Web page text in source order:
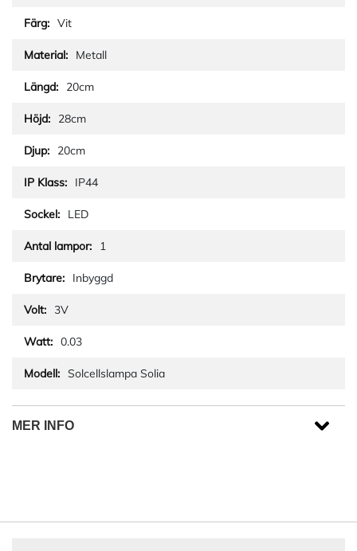
Vit
Metall
20cm
28cm
20cm
IP44
LED
1
Inbyggd
3V
0.03
Solcellslampa Solia
MER INFO